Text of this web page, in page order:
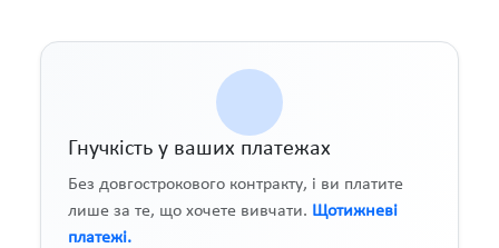
Гнучкість у ваших платежах
Без довгострокового контракту, і ви платите
лише за те, що хочете вивчати. Щотижневі
платежі.